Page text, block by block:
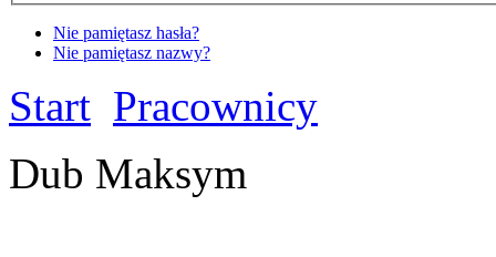
Nie pamiętasz hasła?
Nie pamiętasz nazwy?
Start Pracownicy
Dub Maksym